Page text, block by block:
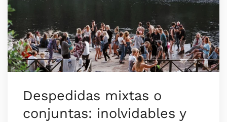
Despedidas mixtas o
conjuntas: inolvidables y